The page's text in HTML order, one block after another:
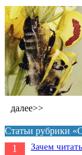
далее>>
Статьи рубрики
1 Зачем